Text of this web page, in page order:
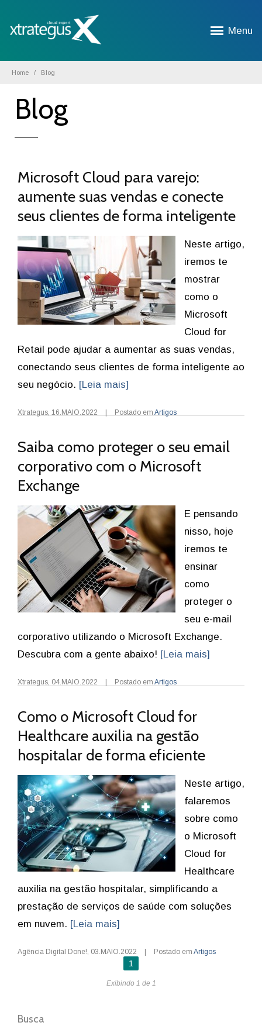
Menu
Home Blog
Blog
Microsoft Cloud para varejo:
aumente suas vendas e conecte
seus clientes de forma inteligente
Neste artigo,
iremos te
mostrar
como o
Microsoft
Cloud for
Retail pode ajudar a aumentar as suas vendas,
conectando seus clientes de forma inteligente ao
seu negócio. [Leia mais]
Xtrategus, 16.MAIO.2022 Postado em Artigos
Saiba como proteger o seu email
corporativo com o Microsoft
Exchange
E pensando
nisso, hoje
iremos te
ensinar
como
proteger o
seu e-mail
corporativo utilizando o Microsoft Exchange.
Descubra com a gente abaixo! [Leia mais]
Xtrategus, 04.MAIO.2022 Postado em Artigos
Como o Microsoft Cloud for
Healthcare auxilia na gestão
hospitalar de forma eficiente
Neste artigo,
falaremos
sobre como
o Microsoft
Cloud for
Healthcare
auxilia na gestão hospitalar, simplificando a
prestação de serviços de saúde com soluções
em nuvem. [Leia mais]
Agência Digital Done!, 03.MAIO.2022 Postado em Artigos
1
Exibindo 1 de 1
Busca